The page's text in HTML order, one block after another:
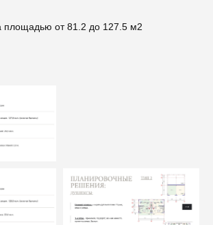
площадью от 81.2 до 127.5 м2